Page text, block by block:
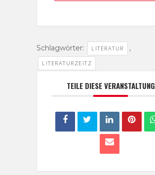
Schlagwörter: LITERATUR ,
LITERATURZEITZ
TEILE DIESE VERANSTALTUNG